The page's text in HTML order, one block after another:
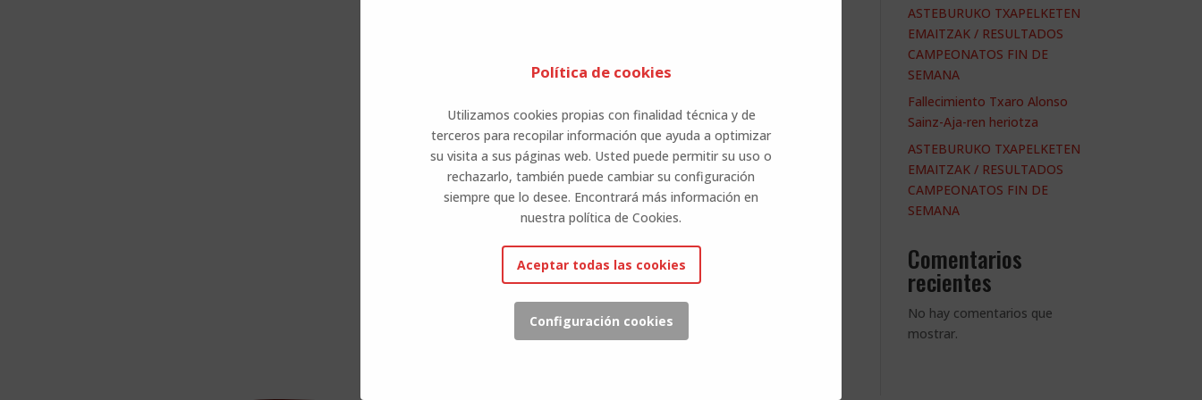
ASTEBURUKO TXAPELKETEN
EMAITZAK / RESULTADOS
CAMPEONATOS FIN DE
SEMANA
Fallecimiento Txaro Alonso
Sainz-Aja-ren heriotza
ASTEBURUKO TXAPELKETEN
EMAITZAK / RESULTADOS
CAMPEONATOS FIN DE
SEMANA
Comentarios
recientes
No hay comentarios que
mostrar.
Política de cookies
Utilizamos cookies propias con finalidad técnica y de
terceros para recopilar información que ayuda a optimizar
su visita a sus páginas web. Usted puede permitir su uso o
rechazarlo, también puede cambiar su configuración
siempre que lo desee. Encontrará más información en
nuestra política de Cookies.
Aceptar todas las cookies
Configuración cookies